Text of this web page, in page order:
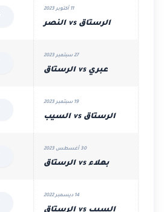
11 أكتوبر 2023
الرستاق vs النصر
27 سبتمبر 2023
عبري vs الرستاق
19 سبتمبر 2023
الرستاق vs السيب
30 أغسطس 2023
بهلاء vs الرستاق
14 ديسمبر 2022
السيب vs الرستاق